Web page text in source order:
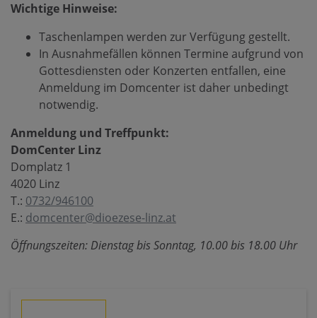
Wichtige Hinweise:
Taschenlampen werden zur Verfügung gestellt.
In Ausnahmefällen können Termine aufgrund von
Gottesdiensten oder Konzerten entfallen, eine
Anmeldung im Domcenter ist daher unbedingt
notwendig.
Anmeldung und Treffpunkt:
DomCenter Linz
Domplatz 1
4020 Linz
T.: 0732/946100
E.: domcenter@dioezese-linz.at
Öffnungszeiten: Dienstag bis Sonntag, 10.00 bis 18.00 Uhr